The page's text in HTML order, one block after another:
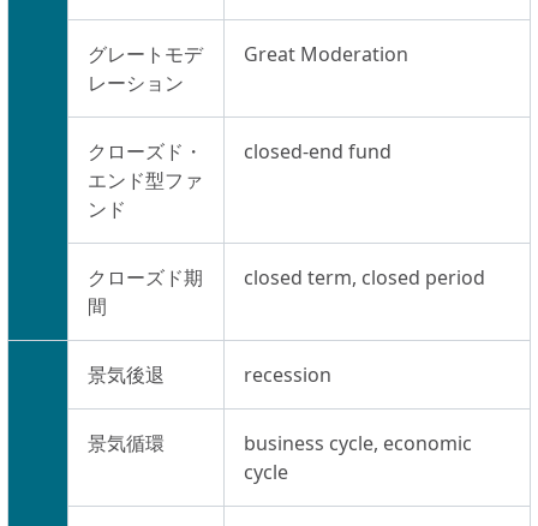
グレートモデ
レーション
Great Moderation
クローズド・
エンド型ファ
ンド
closed-end fund
クローズド期
間
closed term, closed period
景気後退 recession
景気循環
business cycle, economic
cycle